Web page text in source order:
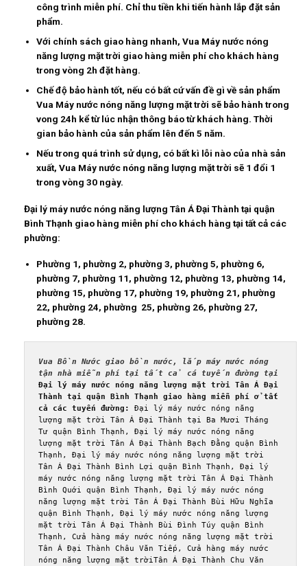
công trình miễn phí. Chỉ thu tiền khi tiến hành lắp đặt sản
phẩm.
Với chính sách giao hàng nhanh, Vua Máy nước nóng
năng lượng mặt trời giao hàng miễn phí cho khách hàng
trong vòng 2h đặt hàng.
Chế độ bảo hành tốt, nếu có bất cứ vấn đề gì về sản phẩm
Vua Máy nước nóng năng lượng mặt trời sẽ bảo hành trong
vong 24h kể từ lúc nhận thông báo từ khách hàng. Thời
gian bảo hành của sản phẩm lên đến 5 năm.
Nếu trong quá trình sử dụng, có bất kì lỗi nào của nhà sản
xuất, Vua Máy nước nóng năng lượng mặt trời sẽ 1 đổi 1
trong vòng 30 ngày.
Đại lý máy nước nóng năng lượng Tân Á Đại Thành tại quận
Bình Thạnh giao hàng miễn phí cho khách hàng tại tất cả các
phường:
Phường 1, phường 2, phường 3, phường 5, phường 6,
phường 7, phường 11, phường 12, phường 13, phường 14,
phường 15, phường 17, phường 19, phường 21, phường
22, phường 24, phường 25, phường 26, phường 27,
phường 28.
Vua Bồn Nước giao bồn nước, lắp máy nước nóng
Đại lý máy nước nóng năng lượng mặt trời Tân Á Đại
Thành tại quận Bình Thạnh giao hàng miễn phí ở tất
cả các tuyến đường: Đại lý máy nước nóng năng
lượng mặt trời Tân Á Đại Thành tại Ba Mươi Tháng
Tư quận Bình Thạnh, Đại lý máy nước nóng năng
lượng mặt trời Tân Á Đại Thành Bạch Đằng quận Bình
Thạnh, Đại lý máy nước nóng năng lượng mặt trời
Tân Á Đại Thành Bình Lợi quận Bình Thạnh, Đại lý
máy nước nóng năng lượng mặt trời Tân Á Đại Thành
Bình Quới quận Bình Thạnh, Đại lý máy nước nóng
năng lượng mặt trời Tân Á Đại Thành Bùi Hữu Nghĩa
quận Bình Thạnh, Đại lý máy nước nóng năng lượng
mặt trời Tân Á Đại Thành Bùi Đình Túy quận Bình
Thạnh, Cửa hàng máy nước nóng năng lượng mặt trời
Tân Á Đại Thành Châu Văn Tiếp, Cửa hàng máy nước
nóng năng lượng mặt trờiTân Á Đại Thành Chu Văn